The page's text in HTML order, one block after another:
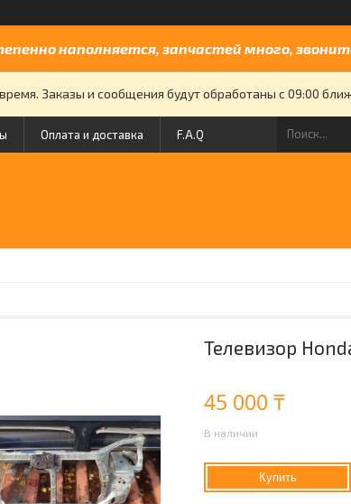
наполняется, запчастей много,
Заказы и сообщения будут обработаны с 09:00
Оплата и доставка F.A.Q
Телевизор
45 000 ₸
В наличии
Купить